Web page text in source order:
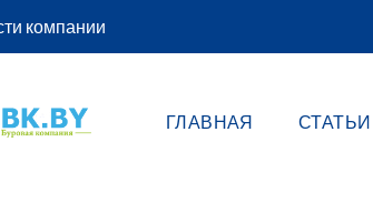
компании
ГЛАВНАЯ СТАТЬИ